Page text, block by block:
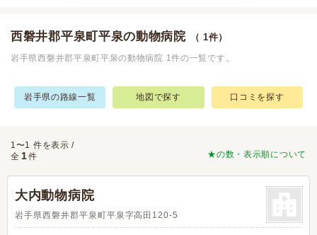
西磐井郡平泉町平泉の動物病院 （ 1件）
岩手県西磐井郡平泉町平泉の動物病院 1件の一覧です。
岩手県の路線一覧 地図で探す 口コミを探す
★の数・表示順について
1〜1 件を表示 /
全 1件
大内動物病院
岩手県西磐井郡平泉町平泉字高田120-5